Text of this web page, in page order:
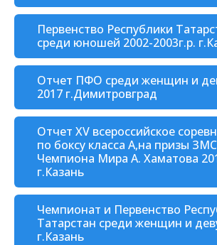
Первенство Республики
среди юношей 2002-2003г.р.
Отчет ПФО среди женщин и
2017 г.Димитровград
Отчет XV всероссийское
по боксу класса А,на призы
Чемпиона Мира А. Хаматова
г.Казань
Чемпионат и Первенство
Татарстан среди женщин и
г.Казань